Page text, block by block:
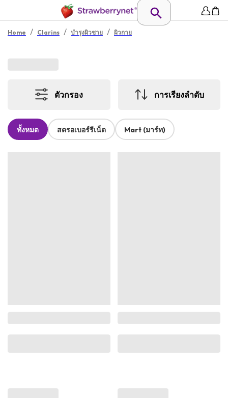
Home / Clarins / บำรุงผิวชาย / ผิวกาย
ตัวกรอง การเรียงลำดับ
ทั้งหมด สตรอเบอร์รีเน็ต Mart (มาร์ท)